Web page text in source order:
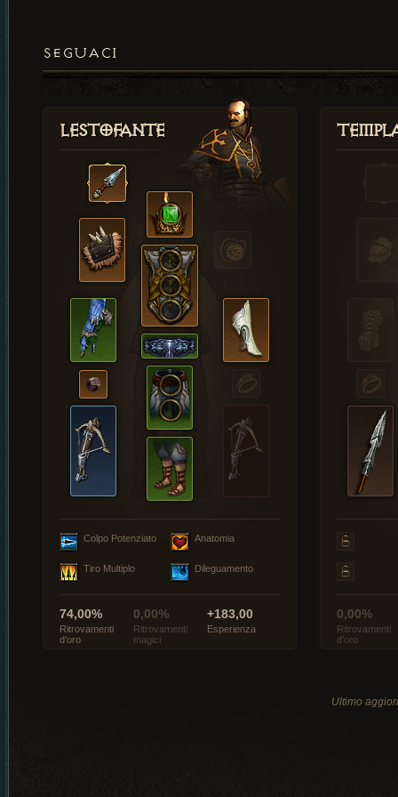
SEGUACI
Lestofante
Colpo Potenziato Anatomia
Tiro Multiplo Dileguamento
74,00%
Ritrovamenti
d’oro
0,00%
Ritrovamenti
magici
+183,00
Esperienza
0,00%
Ritrovamenti
d’oro
Ultimo